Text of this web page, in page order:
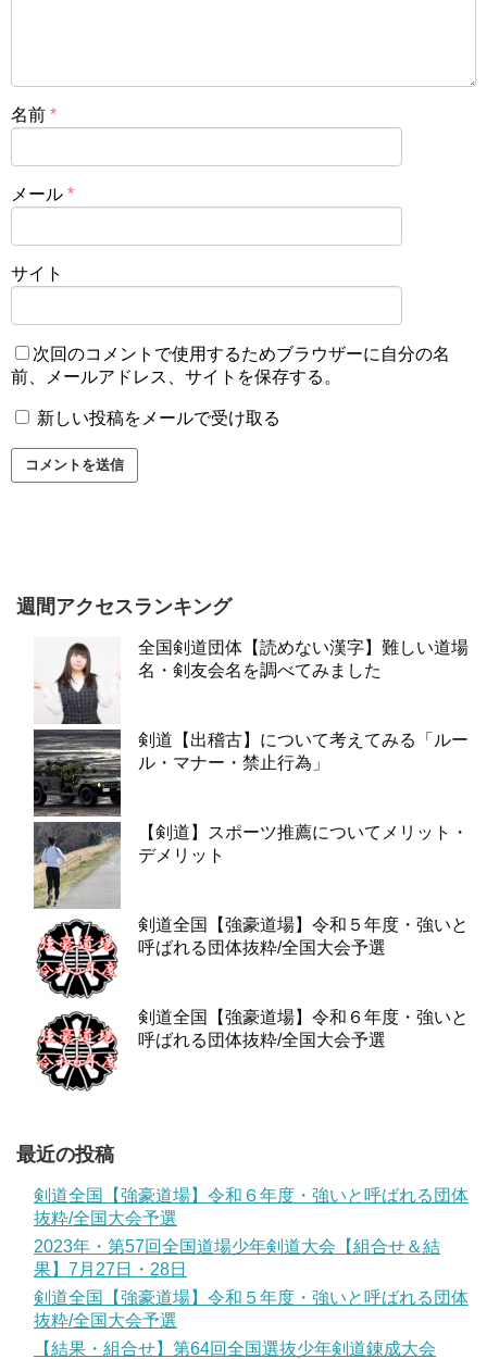
名前 *
メール *
サイト
次回のコメントで使用するためブラウザーに自分の名
前、メールアドレス、サイトを保存する。
新しい投稿をメールで受け取る
週間アクセスランキング
全国剣道団体【読めない漢字】難しい道場
名・剣友会名を調べてみました
剣道【出稽古】について考えてみる「ルー
ル・マナー・禁止行為」
【剣道】スポーツ推薦についてメリット・
デメリット
剣道全国【強豪道場】令和５年度・強いと
呼ばれる団体抜粋/全国大会予選
剣道全国【強豪道場】令和６年度・強いと
呼ばれる団体抜粋/全国大会予選
最近の投稿
剣道全国【強豪道場】令和６年度・強いと呼ばれる団体
抜粋/全国大会予選
2023年・第57回全国道場少年剣道大会【組合せ＆結
果】7月27日・28日
剣道全国【強豪道場】令和５年度・強いと呼ばれる団体
抜粋/全国大会予選
【結果・組合せ】第64回全国選抜少年剣道錬成大会